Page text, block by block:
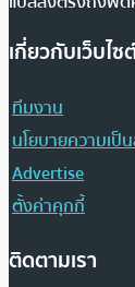
เกี่ยวกับเว็บไซ
ทีมงาน
นโยบายความเป็
Advertise
ตั้งค่าคุกกี้
ติดตามเรา